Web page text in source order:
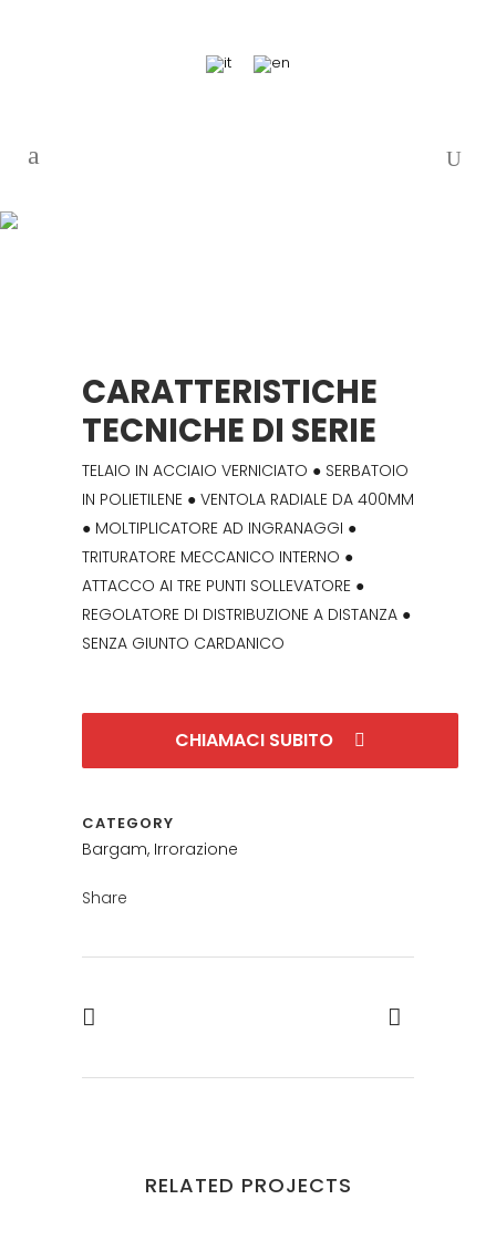
CARATTERISTICHE
TECNICHE DI SERIE
TELAIO IN ACCIAIO VERNICIATO ● SERBATOIO
IN POLIETILENE ● VENTOLA RADIALE DA 400MM
● MOLTIPLICATORE AD INGRANAGGI ●
TRITURATORE MECCANICO INTERNO ●
ATTACCO AI TRE PUNTI SOLLEVATORE ●
REGOLATORE DI DISTRIBUZIONE A DISTANZA ●
SENZA GIUNTO CARDANICO
CHIAMACI SUBITO
CATEGORY
Bargam, Irrorazione
Share
RELATED PROJECTS